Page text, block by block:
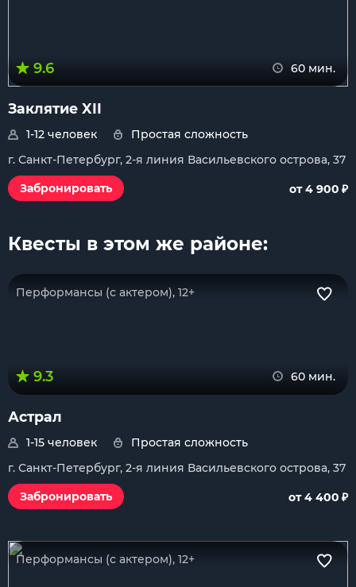
9.6 60 мин.
Заклятие XII
1-12 человек
Простая сложность
г. Санкт-Петербург, 2-я линия Васильевского острова, 37
Забронировать
от 4 900 ₽
Квесты в этом же районе:
Перформансы (с актером), 12+
9.3 60 мин.
Астрал
1-15 человек
Простая сложность
г. Санкт-Петербург, 2-я линия Васильевского острова, 37
Забронировать
от 4 400 ₽
Перформансы (с актером), 12+